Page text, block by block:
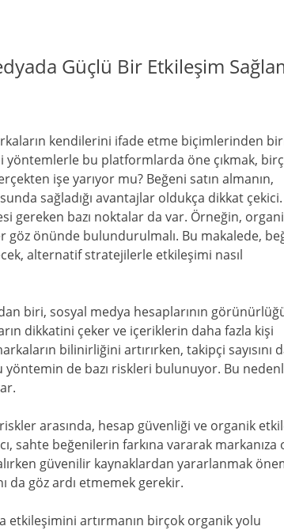
Güçlü Bir Etkileşim
kendilerini ifade etme biçimlerinden
yöntemlerle bu platformlarda öne çıkmak,
işe yarıyor mu? Beğeni satın almanın,
sağladığı avantajlar oldukça dikkat çekici.
gereken bazı noktalar da var. Örneğin,
göz önünde bulundurulmalı. Bu makalede,
alternatif stratejilerle etkileşimi nasıl
biri, sosyal medya hesaplarının
dikkatini çeker ve içeriklerin daha fazla kişi
bilinirliğini artırırken, takipçi sayısını
de bazı riskleri bulunuyor. Bu
arasında, hesap güvenliği ve organik
sahte beğenilerin farkına vararak markanıza
güvenilir kaynaklardan yararlanmak
da göz ardı etmemek gerekir.
etkileşimini artırmanın birçok organik yolu